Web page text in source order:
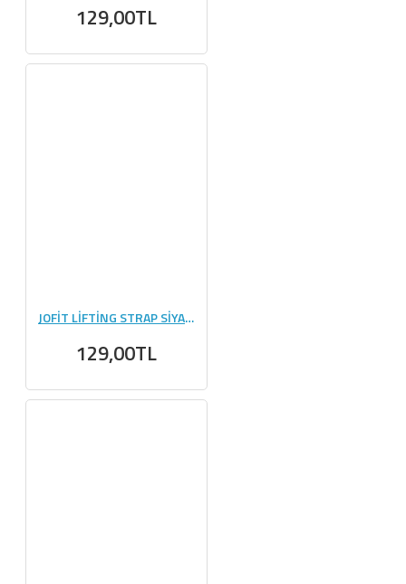
129,00TL
JOFİT LİFTİNG STRAP SİYAH - KIRMIZI
129,00TL